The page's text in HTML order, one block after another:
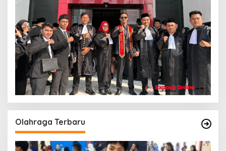
Olahraga Terbaru